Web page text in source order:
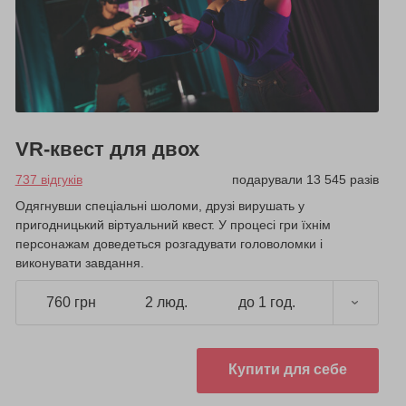
VR-квест для двох
737 відгуків
подарували 13 545 разів
Одягнувши спеціальні шоломи, друзі вирушать у
пригодницький віртуальний квест. У процесі гри їхнім
персонажам доведеться розгадувати головоломки і
виконувати завдання.
760 грн 2 люд. до 1 год.
Купити для себе